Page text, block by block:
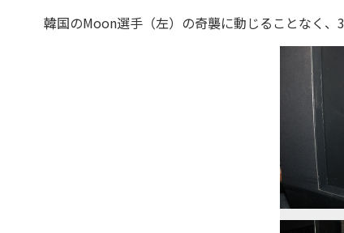
韓国のMoon選手（左）の奇襲に動じることなく、